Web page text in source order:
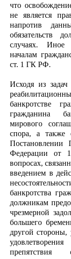
что
не является
напротив
обязательств
случаях. Иное
началам
ст. 1 ГК РФ.
Исходя из задач
банкротстве
гражданина
мирового
спора, а также
Постановлении
Федерации от
вопросах,
введением в
банкротства
должникам
чрезмерной
большего
другой стороны,
препятствия